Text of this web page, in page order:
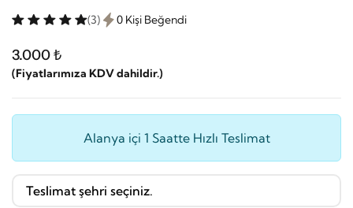
(3) 0 Kişi Beğendi
3.000 ₺
(Fiyatlarımıza KDV dahildir.)
Alanya içi 1 Saatte Hızlı Teslimat